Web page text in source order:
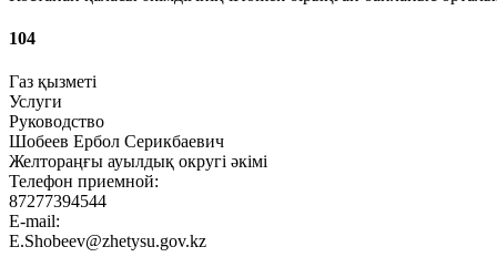
104
Газ қызметі
Услуги
Руководство
Шобеев Ербол Серикбаевич
Желтораңғы ауылдық округі әкімі
Телефон приемной:
87277394544
E-mail:
E.Shobeev@zhetysu.gov.kz